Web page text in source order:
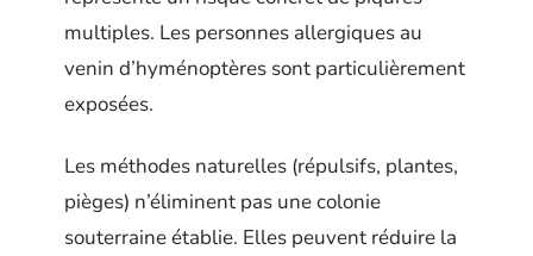
multiples. Les personnes allergiques au
venin d’hyménoptères sont particulièrement
exposées.
Les méthodes naturelles (répulsifs, plantes,
pièges) n’éliminent pas une colonie
souterraine établie. Elles peuvent réduire la